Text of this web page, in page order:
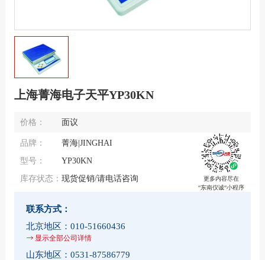
上海菁海电子天平YP30KN
价格： 面议
更多内容尽在
“东南仪诚“小程序
品牌：
菁海|JINGHAI
型号：
YP30KN
库存状态： 现货促销/请电话咨询
联系方式：
北京地区： 010-51660436
显示全部公司详情
山东地区： 0531-87586779